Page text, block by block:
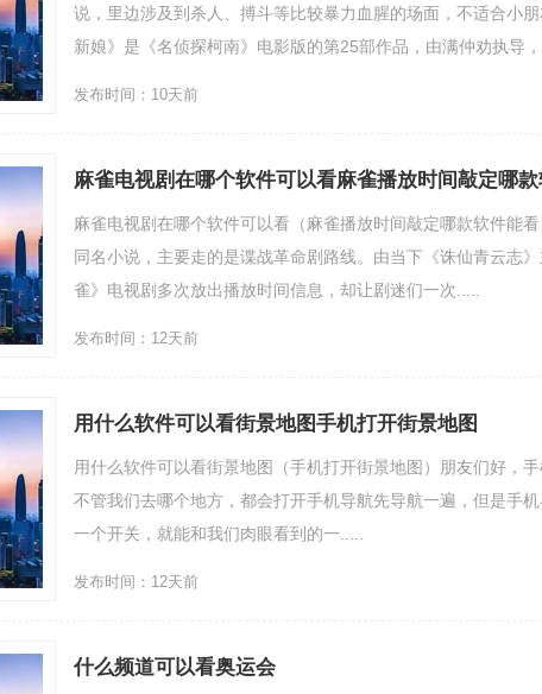
说，里边涉及到杀人、搏斗等比较暴力血腥的场面，不适合小
新娘》是《名侦探柯南》电影版的第25部作品，由满仲劝执导，
发布时间：10天前
麻雀电视剧在哪个软件可以看麻雀播放时间敲定哪
麻雀电视剧在哪个软件可以看（麻雀播放时间敲定哪款软件能
同名小说，主要走的是谍战革命剧路线。由当下《诛仙青云志
雀》电视剧多次放出播放时间信息，却让剧迷们一次.....
发布时间：12天前
用什么软件可以看街景地图手机打开街景地图
用什么软件可以看街景地图（手机打开街景地图）朋友们好，
不管我们去哪个地方，都会打开手机导航先导航一遍，但是手
一个开关，就能和我们肉眼看到的一.....
发布时间：12天前
什么频道可以看奥运会